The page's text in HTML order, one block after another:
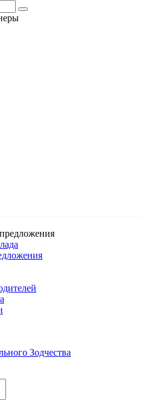
Зодчества